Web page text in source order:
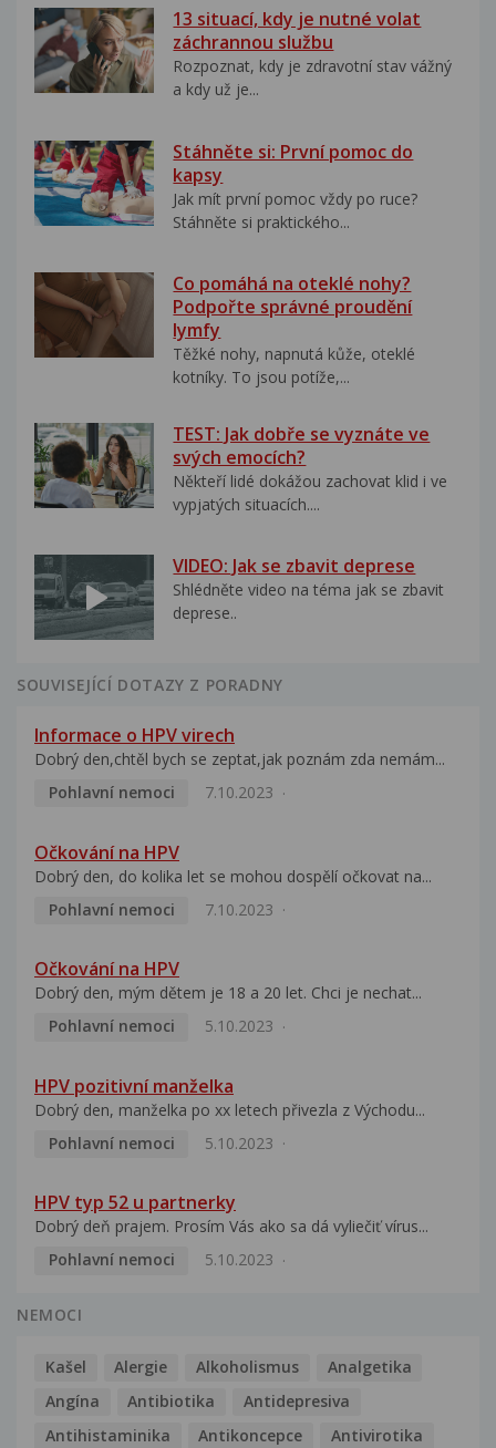
13 situací, kdy je nutné volat
záchrannou službu
Rozpoznat, kdy je zdravotní stav vážný
a kdy už je...
Stáhněte si: První pomoc do
kapsy
Jak mít první pomoc vždy po ruce?
Stáhněte si praktického...
Co pomáhá na oteklé nohy?
Podpořte správné proudění
lymfy
Těžké nohy, napnutá kůže, oteklé
kotníky. To jsou potíže,...
TEST: Jak dobře se vyznáte ve
svých emocích?
Někteří lidé dokážou zachovat klid i ve
vypjatých situacích....
VIDEO: Jak se zbavit deprese
Shlédněte video na téma jak se zbavit
deprese..
SOUVISEJÍCÍ DOTAZY Z PORADNY
Informace o HPV virech
Dobrý den,chtěl bych se zeptat,jak poznám zda nemám...
Pohlavní nemoci
7.10.2023
Očkování na HPV
Dobrý den, do kolika let se mohou dospělí očkovat na...
Pohlavní nemoci
7.10.2023
Očkování na HPV
Dobrý den, mým dětem je 18 a 20 let. Chci je nechat...
Pohlavní nemoci
5.10.2023
HPV pozitivní manželka
Dobrý den, manželka po xx letech přivezla z Východu...
Pohlavní nemoci
5.10.2023
HPV typ 52 u partnerky
Dobrý deň prajem. Prosím Vás ako sa dá vyliečiť vírus...
Pohlavní nemoci
5.10.2023
NEMOCI
Kašel Alergie Alkoholismus
Analgetika
Angína
Antibiotika
Antidepresiva
Antihistaminika
Antikoncepce Antivirotika